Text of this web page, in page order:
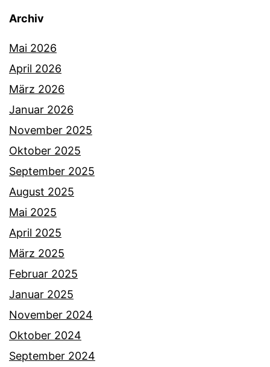
Archiv
Mai 2026
April 2026
März 2026
Januar 2026
November 2025
Oktober 2025
September 2025
August 2025
Mai 2025
April 2025
März 2025
Februar 2025
Januar 2025
November 2024
Oktober 2024
September 2024